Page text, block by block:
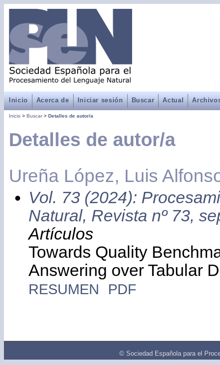
Inicio Acerca de Iniciar sesión Buscar Actual
Inicio > Buscar> Detalles de autor/a
Detalles de autor/a
Ureña López, Luis
Vol. 73 (2024):
Natural, Revista nº 73,
Artículos
Towards Quality
Answering over Tabular
RESUMEN PDF
© Sociedad Española para el